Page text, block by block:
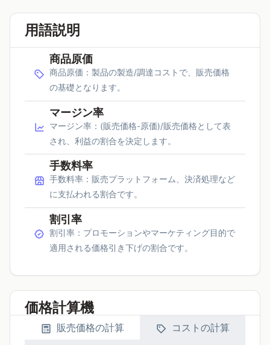
用語説明
商品原価
商品原価：製品の製造/調達コストで、販売価格
の基礎となります。
マージン率
マージン率：(販売価格-原価)/販売価格として表
され、利益の割合を決定します。
手数料率
手数料率：販売プラットフォーム、決済処理など
に支払われる割合です。
割引率
割引率：プロモーションやマーケティング目的で
適用される価格引き下げの割合です。
価格計算機
販売価格の計算
コストの計算